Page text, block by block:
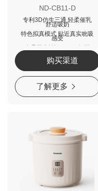
ND-CB11-D
专利3D仿生三通 轻柔催乳
舒适吸奶
特色拟真模式 贴近真实吮吸
感受
食品卫生认证 PPSU奶瓶
180min长续航
购买渠道
了解更多